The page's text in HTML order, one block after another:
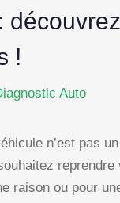
!
Auto
n’est pas
reprendre
raison ou pour